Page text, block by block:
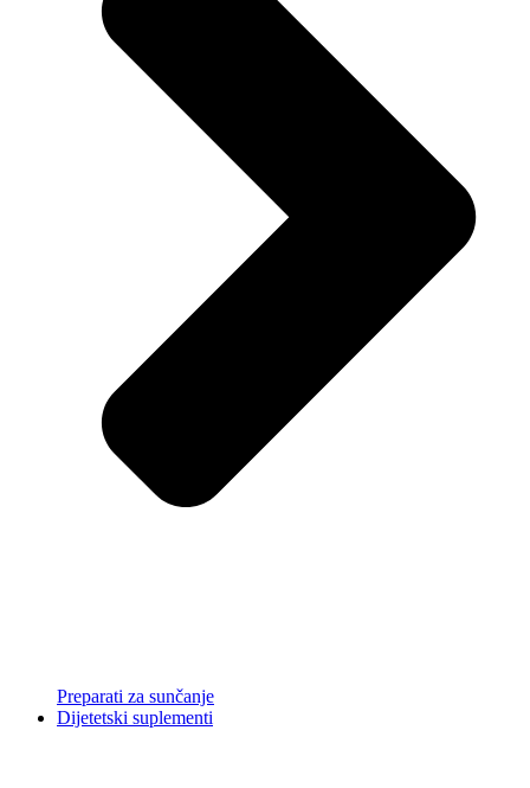
Preparati za sunčanje
Dijetetski suplementi